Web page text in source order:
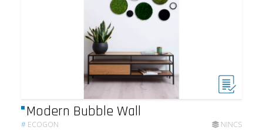
Modern Bubble Wall
# ECOGON NINCS